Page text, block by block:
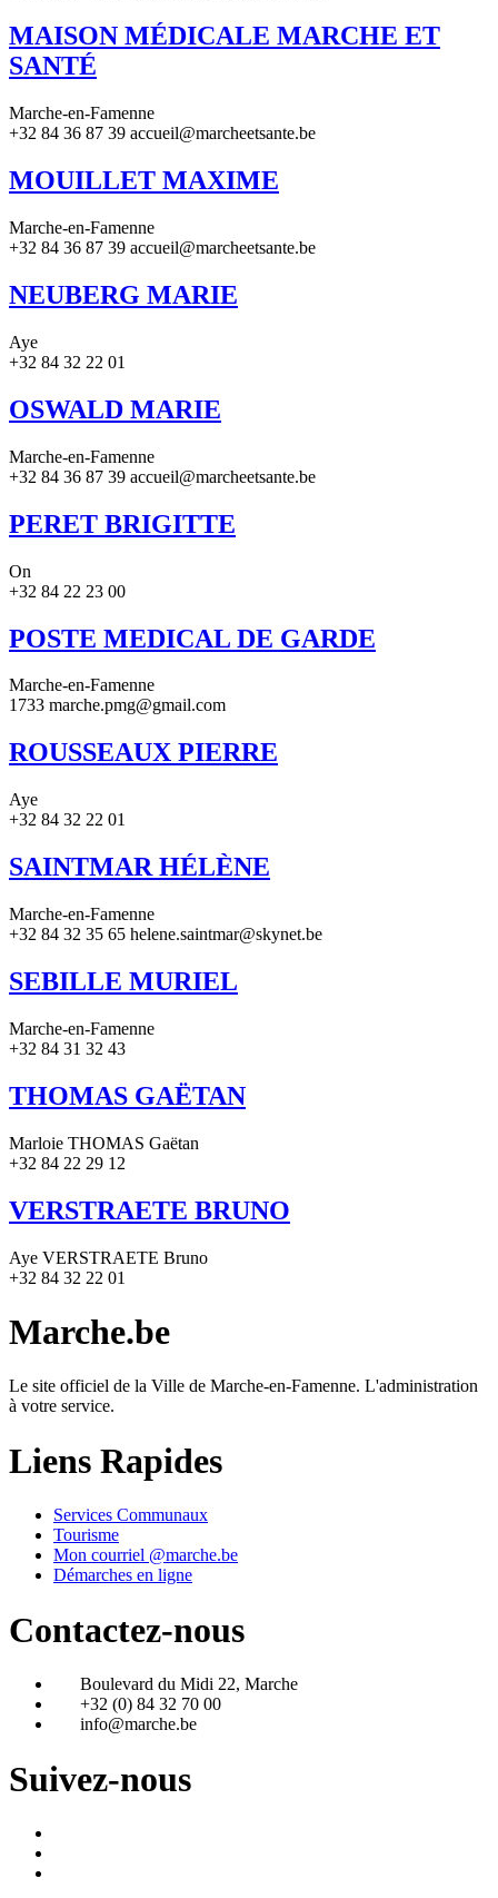
MAISON MÉDICALE MARCHE ET
SANTÉ
Marche-en-Famenne
+32 84 36 87 39 accueil@marcheetsante.be
MOUILLET MAXIME
Marche-en-Famenne
+32 84 36 87 39 accueil@marcheetsante.be
NEUBERG MARIE
Aye
+32 84 32 22 01
OSWALD MARIE
Marche-en-Famenne
+32 84 36 87 39 accueil@marcheetsante.be
PERET BRIGITTE
On
+32 84 22 23 00
POSTE MEDICAL DE GARDE
Marche-en-Famenne
1733 marche.pmg@gmail.com
ROUSSEAUX PIERRE
Aye
+32 84 32 22 01
SAINTMAR HÉLÈNE
Marche-en-Famenne
+32 84 32 35 65 helene.saintmar@skynet.be
SEBILLE MURIEL
Marche-en-Famenne
+32 84 31 32 43
THOMAS GAËTAN
Marloie THOMAS Gaëtan
+32 84 22 29 12
VERSTRAETE BRUNO
Aye VERSTRAETE Bruno
+32 84 32 22 01
Marche.be
Le site officiel de la Ville de Marche-en-Famenne. L'administration
à votre service.
Liens Rapides
Services Communaux
Tourisme
Mon courriel @marche.be
Démarches en ligne
Contactez-nous
Boulevard du Midi 22, Marche
+32 (0) 84 32 70 00
info@marche.be
Suivez-nous